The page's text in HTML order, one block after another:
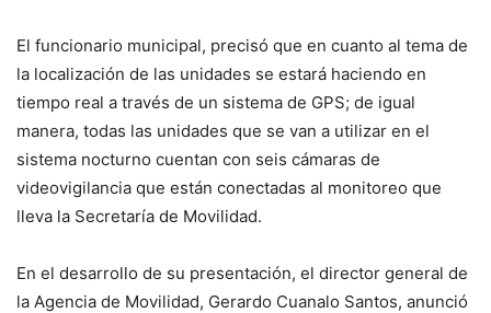
El funcionario municipal, precisó que en cuanto al tema de
la localización de las unidades se estará haciendo en
tiempo real a través de un sistema de GPS; de igual
manera, todas las unidades que se van a utilizar en el
sistema nocturno cuentan con seis cámaras de
videovigilancia que están conectadas al monitoreo que
lleva la Secretaría de Movilidad.
En el desarrollo de su presentación, el director general de
la Agencia de Movilidad, Gerardo Cuanalo Santos, anunció